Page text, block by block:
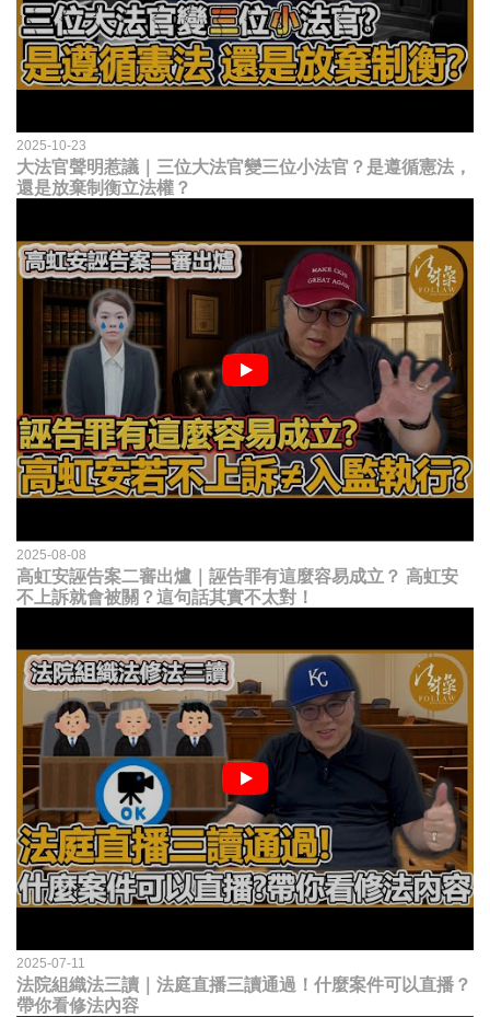
2025-10-23
大法官聲明惹議｜三位大法官變三位小法官？是遵循憲法，
還是放棄制衡立法權？
2025-08-08
高虹安誣告案二審出爐｜誣告罪有這麼容易成立？ 高虹安
不上訴就會被關？這句話其實不太對！
2025-07-11
法院組織法三讀｜法庭直播三讀通過！什麼案件可以直播？
帶你看修法內容